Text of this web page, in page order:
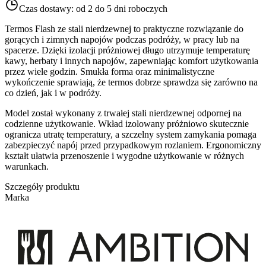
Czas dostawy: od 2 do 5 dni roboczych
Termos Flash ze stali nierdzewnej to praktyczne rozwiązanie do
gorących i zimnych napojów podczas podróży, w pracy lub na
spacerze. Dzięki izolacji próżniowej długo utrzymuje temperaturę
kawy, herbaty i innych napojów, zapewniając komfort użytkowania
przez wiele godzin. Smukła forma oraz minimalistyczne
wykończenie sprawiają, że termos dobrze sprawdza się zarówno na
co dzień, jak i w podróży.
Model został wykonany z trwałej stali nierdzewnej odpornej na
codzienne użytkowanie. Wkład izolowany próżniowo skutecznie
ogranicza utratę temperatury, a szczelny system zamykania pomaga
zabezpieczyć napój przed przypadkowym rozlaniem. Ergonomiczny
kształt ułatwia przenoszenie i wygodne użytkowanie w różnych
warunkach.
Szczegóły produktu
Marka